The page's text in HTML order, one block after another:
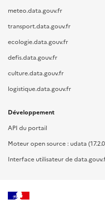
meteo.data.gouv.fr
transport.data.gouv.fr
ecologie.data.gouv.fr
defis.data.gouv.fr
culture.data.gouv.fr
logistique.data.gouv.fr
Développement
API du portail
Moteur open source : udata
Interface utilisateur de